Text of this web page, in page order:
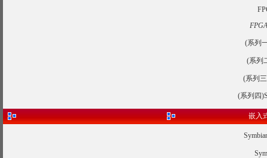
(系列
(系列
(系列
(系列四
嵌入